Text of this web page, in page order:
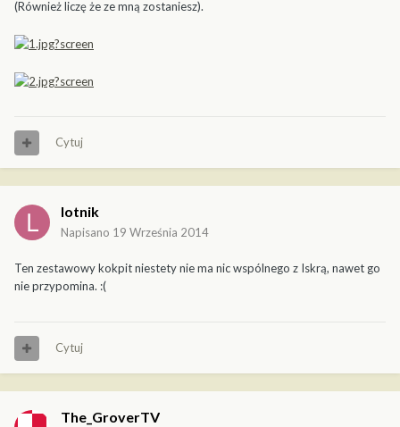
(Również liczę że ze mną zostaniesz).
Cytuj
lotnik
Napisano 19 Września 2014
Ten zestawowy kokpit niestety nie ma nic wspólnego z Iskrą, nawet go
nie przypomina. :(
Cytuj
The_GroverTV